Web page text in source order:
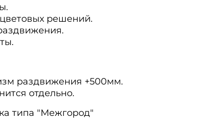
решений.
раздвижения +500мм.
отдельно.
типа "Межгород"